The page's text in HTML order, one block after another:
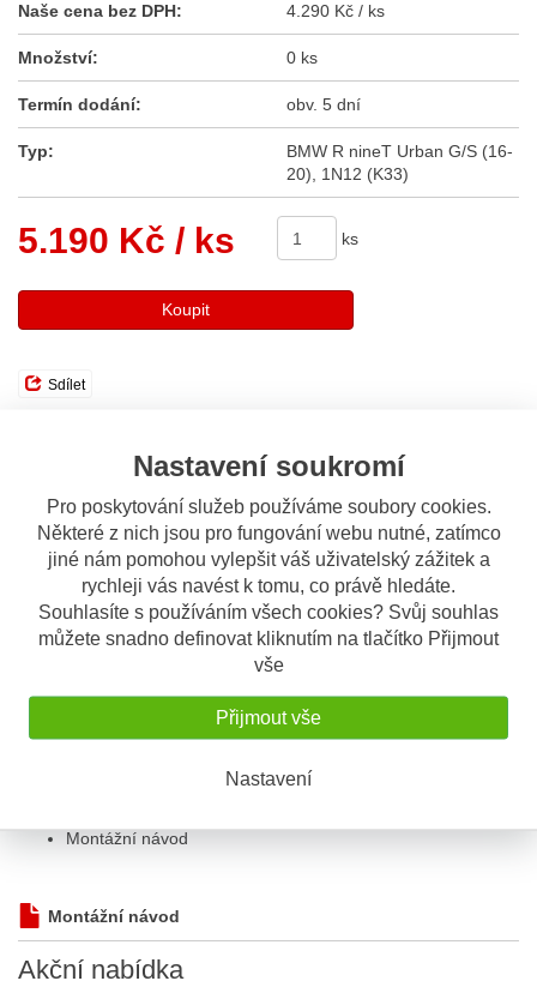
Nastavení soukromí
Pro poskytování služeb používáme soubory cookies.
Některé z nich jsou pro fungování webu nutné, zatímco
jiné nám pomohou vylepšit váš uživatelský zážitek a
rychleji vás navést k tomu, co právě hledáte.
Souhlasíte s používáním všech cookies? Svůj souhlas
můžete snadno definovat kliknutím na tlačítko Přijmout
vše
Přijmout vše
Nastavení
Naše cena bez DPH: 4.290 Kč / ks
Množství: 0 ks
Termín dodání: obv. 5 dní
Typ:
BMW R nineT Urban G/S (16-
20), 1N12 (K33)
5.190 Kč / ks ks
Koupit
Sdílet
Odeslat dotaz
Popis výrobku
Hliníkový krytu motoru SW-Motech:
Vyrobeno ze 4 mm silného broušeného hliníku
Otvory v krytu zajištují dobré větrání bloku motoru
Gumové podložky pro snížení vibrací
Chrání motor proti odlétajícímu kamení
nebo kolizi
Jednoduchá montáž
Montážní návod
Montážní návod
Akční nabídka